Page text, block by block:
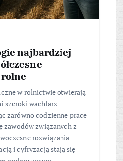
najbardziej
w rolnictwie otwierają
szeroki wachlarz
zarówno codzienne prace
zawodów związanych z
rozwiązania
i cyfryzacją stają się